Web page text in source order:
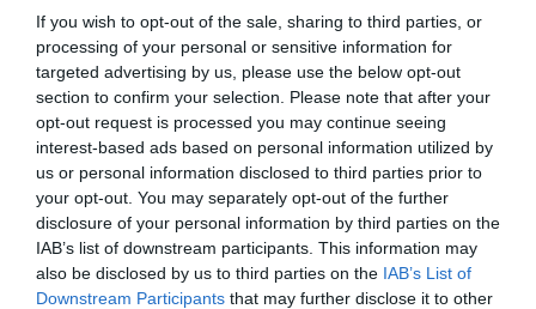
If you wish to opt-out of the sale, sharing to third parties, or
processing of your personal or sensitive information for
targeted advertising by us, please use the below opt-out
section to confirm your selection. Please note that after your
opt-out request is processed you may continue seeing
interest-based ads based on personal information utilized by
us or personal information disclosed to third parties prior to
your opt-out. You may separately opt-out of the further
disclosure of your personal information by third parties on the
IAB’s list of downstream participants. This information may
also be disclosed by us to third parties on the IAB’s List of
Downstream Participants that may further disclose it to other
Κάτω Τιθορέα -Η στιγμή που φεύγουν οι δράστες [pics]
➤ Νάπολη: Κινηματογραφική ληστεία με ομήρους και
διαφυγή μέσω τούνελ